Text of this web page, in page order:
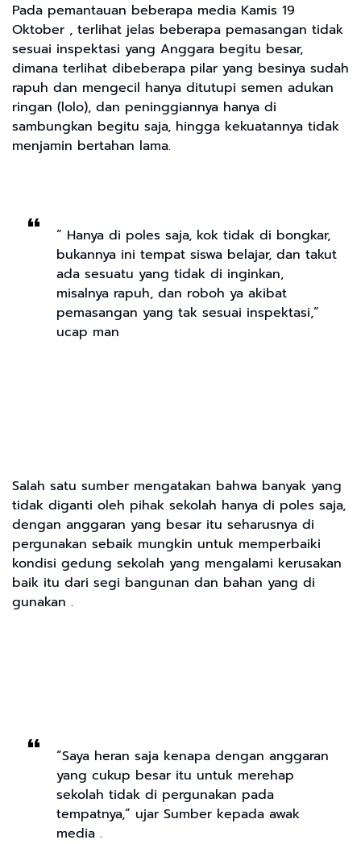
Pada pemantauan beberapa media Kamis 19
Oktober , terlihat jelas beberapa pemasangan tidak
sesuai inspektasi yang Anggara begitu besar,
dimana terlihat dibeberapa pilar yang besinya sudah
rapuh dan mengecil hanya ditutupi semen adukan
ringan (lolo), dan peninggiannya hanya di
sambungkan begitu saja, hingga kekuatannya tidak
menjamin bertahan lama.
” Hanya di poles saja, kok tidak di bongkar,
bukannya ini tempat siswa belajar, dan takut
ada sesuatu yang tidak di inginkan,
misalnya rapuh, dan roboh ya akibat
pemasangan yang tak sesuai inspektasi,”
ucap man
Salah satu sumber mengatakan bahwa banyak yang
tidak diganti oleh pihak sekolah hanya di poles saja,
dengan anggaran yang besar itu seharusnya di
pergunakan sebaik mungkin untuk memperbaiki
kondisi gedung sekolah yang mengalami kerusakan
baik itu dari segi bangunan dan bahan yang di
gunakan .
“Saya heran saja kenapa dengan anggaran
yang cukup besar itu untuk merehap
sekolah tidak di pergunakan pada
tempatnya,” ujar Sumber kepada awak
media .